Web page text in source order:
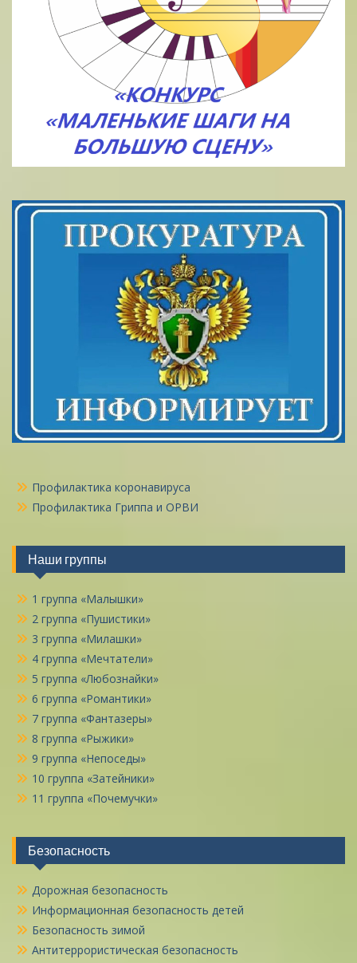
Профилактика коронавируса
Профилактика Гриппа и ОРВИ
Наши группы
1 группа «Малышки»
2 группа «Пушистики»
3 группа «Милашки»
4 группа «Мечтатели»
5 группа «Любознайки»
6 группа «Романтики»
7 группа «Фантазеры»
8 группа «Рыжики»
9 группа «Непоседы»
10 группа «Затейники»
11 группа «Почемучки»
Безопасность
Дорожная безопасность
Информационная безопасность детей
Безопасность зимой
Антитеррористическая безопасность